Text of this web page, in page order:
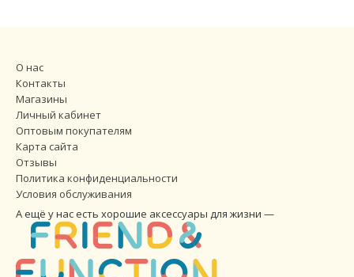
О нас
Контакты
Магазины
Личный кабинет
Оптовым покупателям
Карта сайта
Отзывы
Политика конфиденциальности
Условия обслуживания
А ещё у нас есть хорошие аксессуары для жизни —